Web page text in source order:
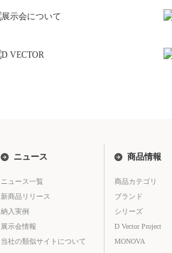
ニュース
ニュース一覧
新商品リリース
納入実例
展示会情報
当社の類似サイトについて
商品情報
商品カテゴリ
ブランド
シリーズ
D Vector Project
MONOVA